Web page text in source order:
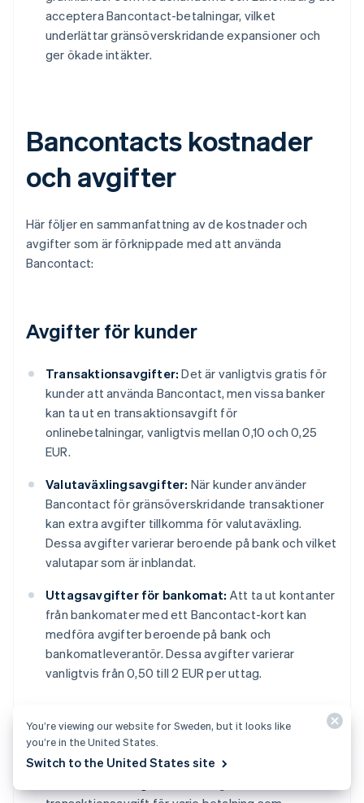
acceptera Bancontact-betalningar, vilket
underlättar gränsöverskridande expansioner och
ger ökade intäkter.
Bancontacts kostnader
och avgifter
Här följer en sammanfattning av de kostnader och
avgifter som är förknippade med att använda
Bancontact:
Avgifter för kunder
Transaktionsavgifter: Det är vanligtvis gratis för
kunder att använda Bancontact, men vissa banker
kan ta ut en transaktionsavgift för
onlinebetalningar, vanligtvis mellan 0,10 och 0,25
EUR.
Valutaväxlingsavgifter: När kunder använder
Bancontact för gränsöverskridande transaktioner
kan extra avgifter tillkomma för valutaväxling.
Dessa avgifter varierar beroende på bank och vilket
valutapar som är inblandat.
Uttagsavgifter för bankomat: Att ta ut kontanter
från bankomater med ett Bancontact-kort kan
medföra avgifter beroende på bank och
bankomatleverantör. Dessa avgifter varierar
vanligtvis från 0,50 till 2 EUR per uttag.
Avgifter för företag
You’re viewing our website for Sweden, but it looks like
you’re in the United States.
Switch to the United States site